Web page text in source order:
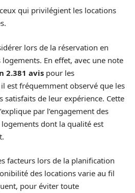
qui privilégient les locations
lors de la réservation en
En effet, avec une note
2.381 avis pour les
est fréquemment observé que les
satisfaits de leur expérience. Cette
par l’engagement des
dont la qualité est
facteurs lors de la planification
des locations varie au fil
pour éviter toute